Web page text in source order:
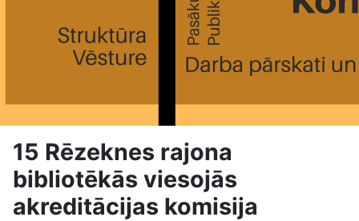
15 Rēzeknes rajona
bibliotēkās viesojās
akreditācijas komisija